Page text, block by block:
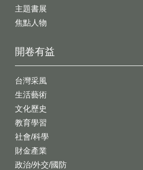
開卷有益
台灣采風
生活藝術
文化歷史
教育學習
社會/科學
財金產業
政治/外交/國防
主題書展
焦點人物